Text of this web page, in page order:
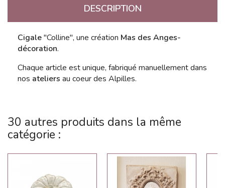
DESCRIPTION
Cigale"Colline", une création Mas des Anges-
décoration.
Chaque article est unique, fabriqué manuellement dans
nos ateliers au coeur des Alpilles.
30 autres produits dans la même
catégorie :